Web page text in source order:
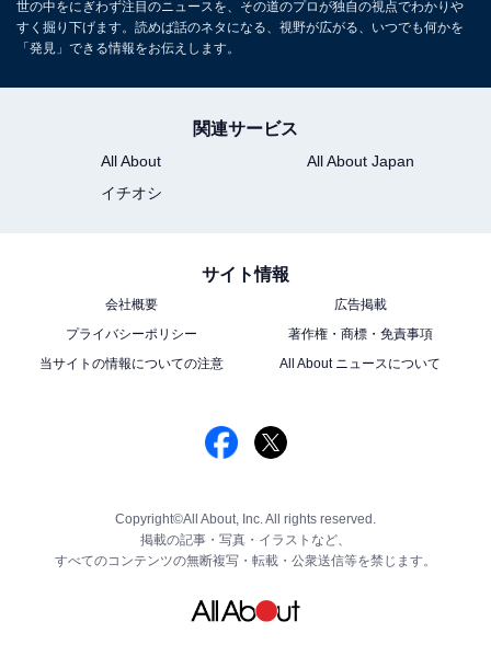
世の中をにぎわず注目のニュースを、その道のプロが独自の視点でわかりや
すく掘り下げます。読めば話のネタになる、視野が広がる、いつでも何かを
「発見」できる情報をお伝えします。
関連サービス
All About
All About Japan
イチオシ
サイト情報
会社概要
広告掲載
プライバシーポリシー
著作権・商標・免責事項
当サイトの情報についての注意
All About ニュースについて
Copyright©All About, Inc. All rights reserved.
掲載の記事・写真・イラストなど、
すべてのコンテンツの無断複写・転載・公衆送信等を禁じます。